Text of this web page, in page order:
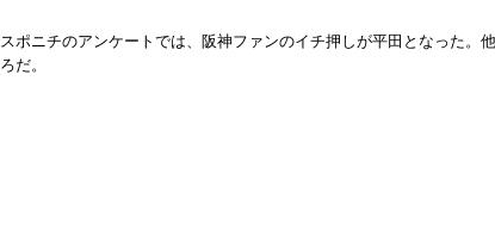
スポニチのアンケートでは、阪神ファンのイチ押しが平田となった。
ろだ。